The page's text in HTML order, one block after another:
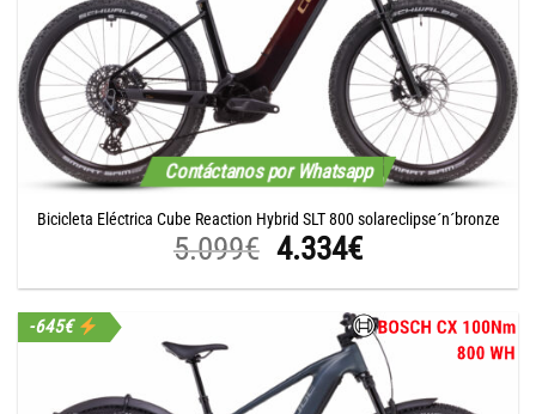
Contáctanos por Whatsapp
Bicicleta Eléctrica Cube Reaction Hybrid SLT 800 solareclipse´n´bronze
5.099€ El
precio
original
5.099€.
4.334€El
precio
actual
es:
4.334€.
-645€